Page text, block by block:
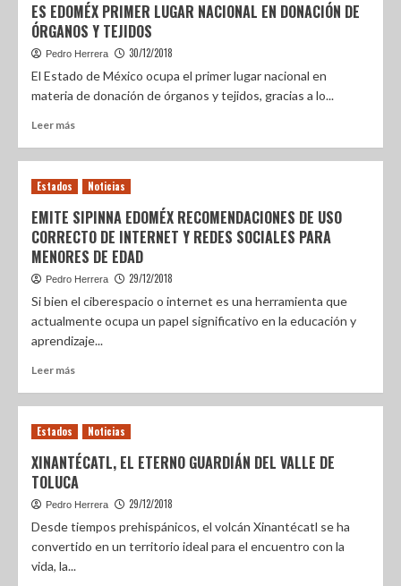
ES EDOMÉX PRIMER LUGAR NACIONAL EN DONACIÓN DE
ÓRGANOS Y TEJIDOS
Pedro Herrera 30/12/2018
El Estado de México ocupa el primer lugar nacional en
materia de donación de órganos y tejidos, gracias a lo...
Leer más
Estados Noticias
EMITE SIPINNA EDOMÉX RECOMENDACIONES DE USO
CORRECTO DE INTERNET Y REDES SOCIALES PARA
MENORES DE EDAD
Pedro Herrera 29/12/2018
Si bien el ciberespacio o internet es una herramienta que
actualmente ocupa un papel significativo en la educación y
aprendizaje...
Leer más
Estados Noticias
XINANTÉCATL, EL ETERNO GUARDIÁN DEL VALLE DE
TOLUCA
Pedro Herrera 29/12/2018
Desde tiempos prehispánicos, el volcán Xinantécatl se ha
convertido en un territorio ideal para el encuentro con la
vida, la...